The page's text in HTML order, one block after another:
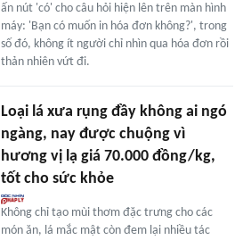
ấn nút 'có' cho câu hỏi hiện lên trên màn hình
máy: 'Bạn có muốn in hóa đơn không?', trong
số đó, không ít người chỉ nhìn qua hóa đơn rồi
thản nhiên vứt đi.
Loại lá xưa rụng đầy không ai ngó
ngàng, nay được chuộng vì
hương vị lạ giá 70.000 đồng/kg,
tốt cho sức khỏe
Không chỉ tạo mùi thơm đặc trưng cho các
món ăn, lá mắc mật còn đem lại nhiều tác